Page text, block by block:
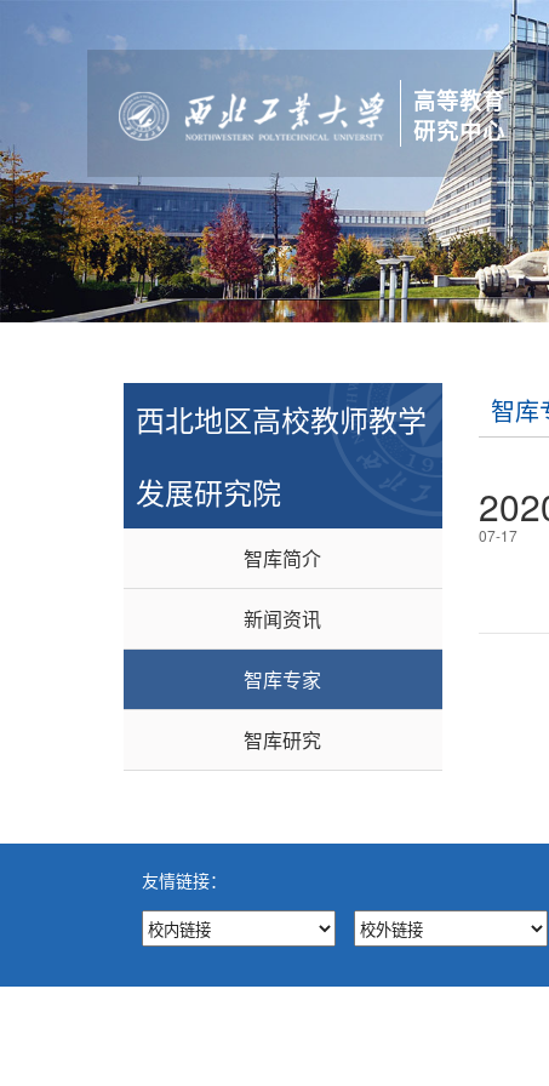
高等教育
研究中心
西北地区高校教师教学
发展研究院
智库简介
新闻资讯
智库专家
智库研究
智库
07-17
友情链接：